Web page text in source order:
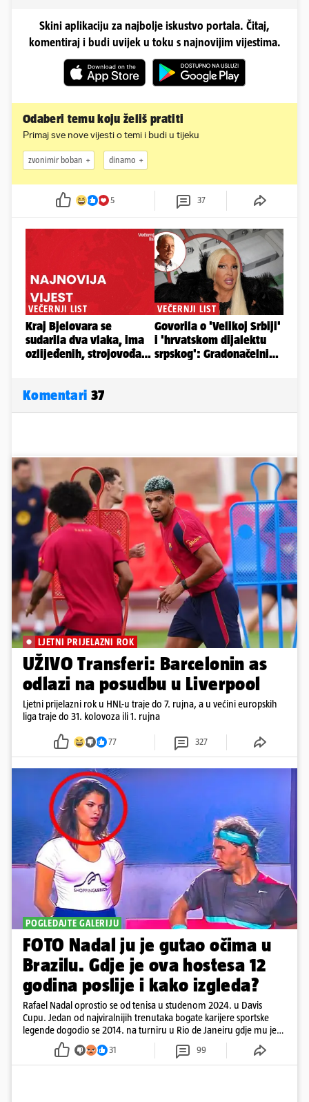
Skini aplikaciju za najbolje iskustvo portala. Čitaj,
komentiraj i budi uvijek u toku s najnovijim vijestima.
Odaberi temu koju želiš pratiti
Primaj sve nove vijesti o temi i budi u tijeku
zvonimir boban dinamo
5 37
Komentari 37
LJETNI PRIJELAZNI ROK
UŽIVO Transferi: Barcelonin as
odlazi na posudbu u Liverpool
Ljetni prijelazni rok u HNL-u traje do 7. rujna, a u većini europskih
liga traje do 31. kolovoza ili 1. rujna
77 327
POGLEDAJTE GALERIJU
FOTO Nadal ju je gutao očima u
Brazilu. Gdje je ova hostesa 12
godina poslije i kako izgleda?
Rafael Nadal oprostio se od tenisa u studenom 2024. u Davis
Cupu. Jedan od najviralnijih trenutaka bogate karijere sportske
legende dogodio se 2014. na turniru u Rio de Janeiru gdje mu je
pažnju odvlačila ljepotica iza klupe
31 99